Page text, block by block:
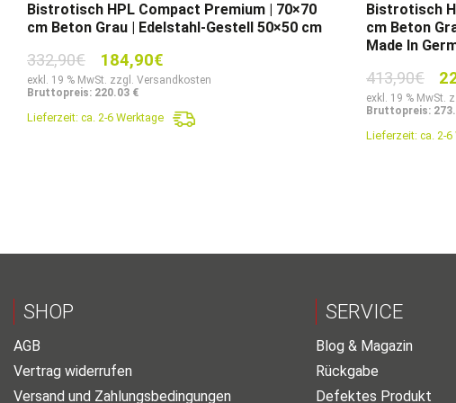
Bistrotisch HPL Compact Premium | 70×70
cm Beton Grau | Edelstahl-Gestell 50×50 cm
332,90€
Ursprünglicher
Preis
war:
332,90€
184,90€
Preis
184,90€.
exkl. 19 % MwSt. zzgl. Versandkosten
Bruttopreis: 220.03 €
Lieferzeit: ca. 2-6 Werktage
Bistrotisch
cm Beton
Made In
413,90€
exkl. 19 % MwSt.
Bruttopreis:
Lieferzeit: ca. 2-6
SHOP
AGB
Vertrag widerrufen
Versand und Zahlungsbedingungen
SERVICE
Blog & Magazin
Rückgabe
Defektes Produkt